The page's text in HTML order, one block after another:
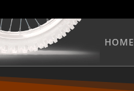
HOME